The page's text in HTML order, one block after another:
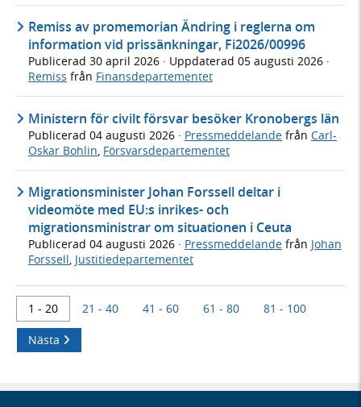
Remiss av promemorian Ändring i reglerna om
information vid prissänkningar, Fi2026/00996
Publicerad 30 april 2026 · Uppdaterad 05 augusti 2026 ·
Remiss från Finansdepartementet
Ministern för civilt försvar besöker Kronobergs län
Publicerad 04 augusti 2026 · Pressmeddelande från Carl-
Oskar Bohlin Försvarsdepartementet
Migrationsminister Johan Forssell deltar i
videomöte med EU:s inrikes- och
migrationsministrar om situationen i Ceuta
Publicerad 04 augusti 2026 · Pressmeddelande från Johan
Forssell, Justitiedepartementet
1 - 20 21 - 40 41 - 60 61 - 80 81 - 100
Nästa